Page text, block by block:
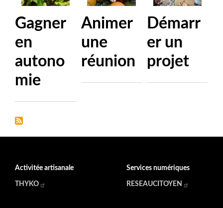
Gagner
en
autono
mie
Animer
une
réunion
Démarr
er un
projet
Activitée artisanale
THYKO
Services numériques
RESEAUCITOYEN